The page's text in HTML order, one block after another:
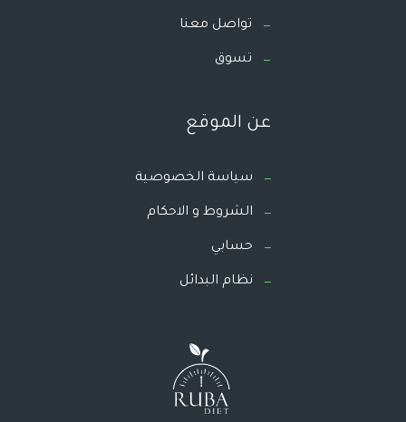
تواصل معنا
تسوق
عن الموقع
سياسة الخصوصية
الشروط و الاحكام
حسابي
نظام البدائل